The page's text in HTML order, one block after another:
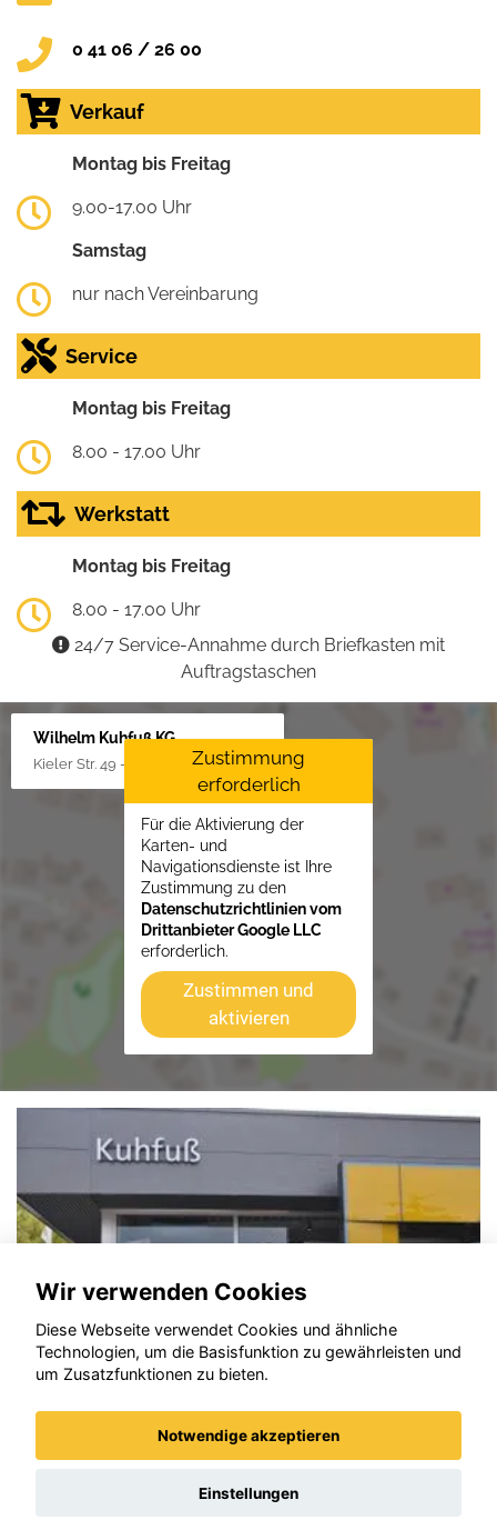
0 41 06 / 26 00
Verkauf
Montag bis Freitag
9.00-17.00 Uhr
Samstag
nur nach Vereinbarung
Service
Montag bis Freitag
8.00 - 17.00 Uhr
Werkstatt
Montag bis Freitag
8.00 - 17.00 Uhr
24/7 Service-Annahme durch Briefkasten mit
Auftragstaschen
Wilhelm Kuhfuß KG
Kieler Str. 49 - 51, 25451 Quickborn
Zustimmung
erforderlich
Für die Aktivierung der
Karten- und
Navigationsdienste ist Ihre
Zustimmung zu den
Datenschutzrichtlinien vom
Drittanbieter Google LLC
erforderlich.
Zustimmen und
aktivieren
Wir verwenden Cookies
Diese Webseite verwendet Cookies und ähnliche
Technologien, um die Basisfunktion zu gewährleisten und
um Zusatzfunktionen zu bieten.
Notwendige akzeptieren
Einstellungen